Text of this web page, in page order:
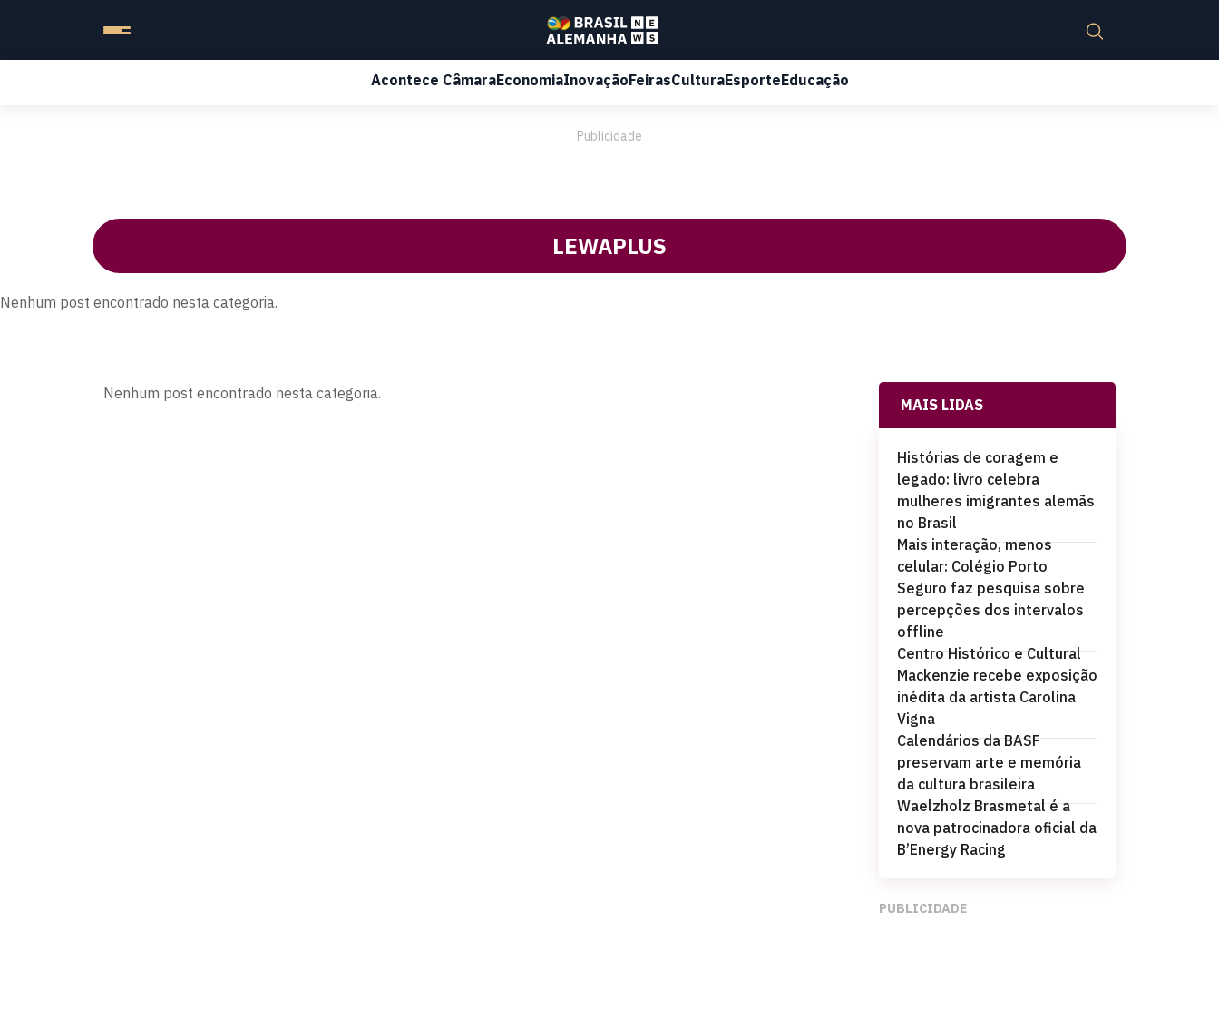
Acontece CâmaraEconomiaInovaçãoFeirasCulturaEsporteEducação
Publicidade
LEWAPLUS
Nenhum post encontrado nesta categoria.
Nenhum post encontrado nesta categoria.
MAIS LIDAS
Histórias de coragem e
legado: livro celebra
mulheres imigrantes alemãs
no Brasil
Mais interação, menos
celular: Colégio Porto
Seguro faz pesquisa sobre
percepções dos intervalos
offline
Centro Histórico e Cultural
Mackenzie recebe exposição
inédita da artista Carolina
Vigna
Calendários da BASF
preservam arte e memória
da cultura brasileira
Waelzholz Brasmetal é a
nova patrocinadora oficial da
B’Energy Racing
PUBLICIDADE